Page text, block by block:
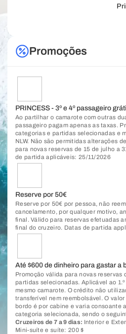
Promoções
PRINCESS - 3º e 4º passageiro
Ao partilhar o camarote com outras
passageiro pagam apenas as taxas.
categorias e partidas selecionadas e
NLW. Não são permitidas alterações
para novas reservas de 15 de julho a
de partida aplicáveis: 25/11/2026
Reserve por 50€
Reserve por 50€ por pessoa, não
cancelamento, por qualquer motivo,
final. Válido para reservas efetuadas
final do cruzeiro. Datas de partida
Até $600 de dinheiro para gastar a
Promoção válida para novas reservas
partidas selecionadas. Aplicável ao
mesmo camarote. O crédito não
transferível nem reembolsável. O
bordo é por cabine e varia consoante
categoria selecionada, sendo o
Cruzeiros de 7 a 9 dias: Interior e
Mini-suíte e suíte: 200 $